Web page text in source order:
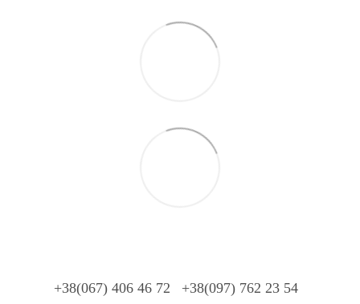
+38(067) 406 46 72 +38(097) 762 23 54